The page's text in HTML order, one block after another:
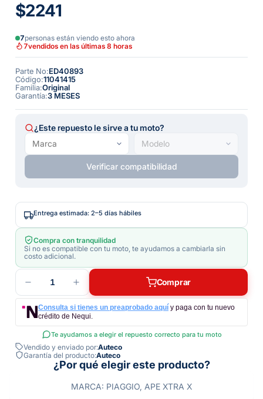
$2241
7personas están viendo esto ahora
7vendidos en las últimas 8 horas
Parte No:ED40893
Código:11041415
Familia:Original
Garantía:3 MESES
¿Este repuesto le sirve a tu moto?
Verificar compatibilidad
Entrega estimada: 2–5 días hábiles
Compra con tranquilidad
Si no es compatible con tu moto, te ayudamos a cambiarla sin
costo adicional.
1 Comprar
Consulta si tienes un preaprobado aquí y paga con tu nuevo
crédito de Nequi.
Te ayudamos a elegir el repuesto correcto para tu moto
Vendido y enviado por:Auteco
Garantía del producto:Auteco
¿Por qué elegir este producto?
MARCA: PIAGGIO, APE XTRA X